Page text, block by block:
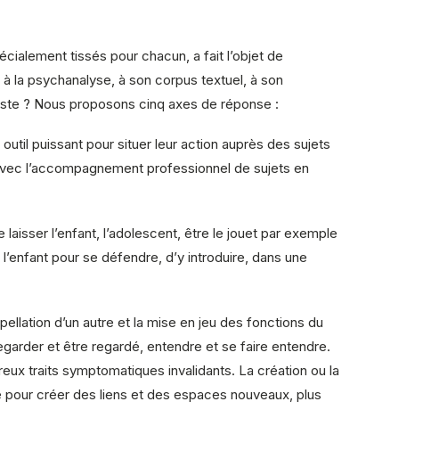
tissés pour chacun, a fait l’objet de
la psychanalyse, à son corpus textuel, à son
? Nous proposons cinq axes de réponse :
puissant pour situer leur action auprès des sujets
l’accompagnement professionnel de sujets en
l’enfant, l’adolescent, être le jouet par exemple
pour se défendre, d’y introduire, dans une
d’un autre et la mise en jeu des fonctions du
et être regardé, entendre et se faire entendre.
traits symptomatiques invalidants. La création ou la
créer des liens et des espaces nouveaux, plus